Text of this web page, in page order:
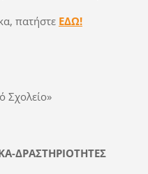
πατήστε ΕΔΩ!
Σχολείο»
ΔΡΑΣΤΗΡΙΟΤΗΤΕΣ